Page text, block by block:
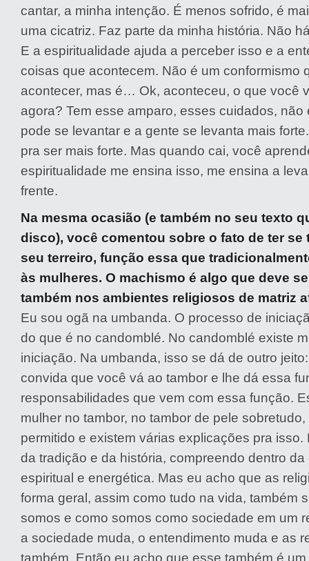
cantar, a minha intenção. É menos sofrido, é
uma cicatriz. Faz parte da minha história. Não
E a espiritualidade ajuda a perceber isso e a
coisas que acontecem. Não é um conformismo
acontecer, mas é… Ok, aconteceu, o que você
agora? Tem esse amparo, esses cuidados, não
pode se levantar e a gente se levanta mais
pra ser mais forte. Mas quando cai, você
espiritualidade me ensina isso, me ensina a
frente.
Na mesma ocasião (e também no seu texto
disco), você comentou sobre o fato de ter se
seu terreiro, função essa que
às mulheres. O machismo é algo que deve
também nos ambientes religiosos de matriz
Eu sou ogã na umbanda. O processo de
do que é no candomblé. No candomblé existe
iniciação. Na umbanda, isso se dá de outro
convida que você vá ao tambor e lhe dá essa
responsabilidades que vem com essa função.
mulher no tambor, no tambor de pele
permitido e existem várias explicações pra isso.
da tradição e da história, compreendo dentro
espiritual e energética. Mas eu acho que as
forma geral, assim como tudo na vida, também
somos e como somos como sociedade em um
a sociedade muda, o entendimento muda e as
também. Então eu acho que esse também é